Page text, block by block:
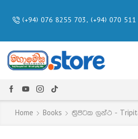
(+94) 076 8255 703, (+94) 070 511
Home Books ත්‍රිපිටක ග්‍රන්ථ -